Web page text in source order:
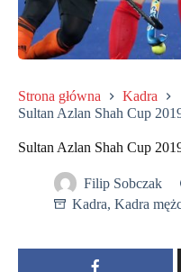
Strona główna
Kadra
Sultan Azlan Shah Cup
Sultan Azlan Shah Cup
Filip Sobczak
Kadra, Kadra